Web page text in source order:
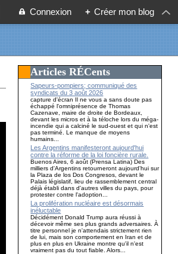
Connexion + Créer mon blog
Articles RÉCents
Sapeurs-pompiers; communiqué des
syndicats du 3 août 2026
capture d'écran Il ne vous a sans doute pas
échappé l'omniprésence de Thomas
Cazenave, maire de droite de Bordeaux,
devant les micros et à la téloche lors du méga-
incendie qui a calciné le sud-ouest et qui n'est
pas terminé. Le manque de moyens
humains...
Les Argentins manifesteront aujourd'hui
contre la réforme de la loi foncière rurale.
Buenos Aires, 6 août (Prensa Latina) Des
milliers d'Argentins retourneront aujourd'hui sur
la Plaza de los Dos Congresos, devant le
Palais législatif, lieu de rassemblement central
déjà établi dans d'autres villes du pays, pour
protester contre l'adoption...
La prolifération nucléaire est désormais
inéluctable
Décidément Donald Trump aura réussi à
décevoir même ses plus grands adversaires. À
titre personnel je n'attendais strictement rien
de lui, mais son comportement en Iran et de
plus en plus en Ukraine montre qu'il n'est
vraiment pas du tout fiable. Alors...